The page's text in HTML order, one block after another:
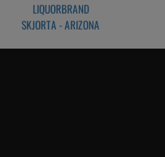
LIQUORBRAND
SKJORTA - ARIZONA